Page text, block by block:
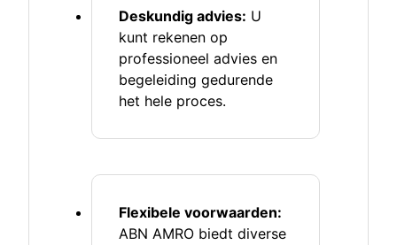
Deskundig advies: U
kunt rekenen op
professioneel advies en
begeleiding gedurende
het hele proces.
Flexibele voorwaarden:
ABN AMRO biedt diverse